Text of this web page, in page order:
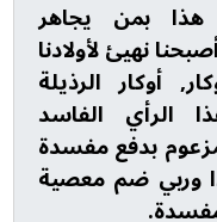
بمن يجاهر
نهيئ لأولادنا
أوكار الرذيلة
الرأي الفاسد
بدفع مفسدة
وربي ضم معصية